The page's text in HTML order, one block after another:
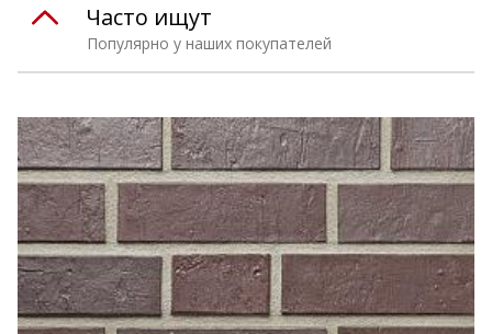
Популярно у наших покупателей
Часто ищут